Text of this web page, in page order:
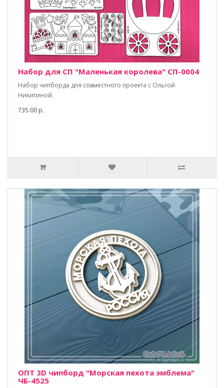
Набор для СП "Маленькая королева" СП-0004
Набор чипборда для совместного проекта с Ольгой
Никитиной.
735.00 р.
ОПТ 3D чипборд "Морская пехота эмблема"
ЧБ-4525